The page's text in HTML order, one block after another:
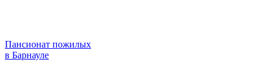
Пансионат пожилых
в Барнауле